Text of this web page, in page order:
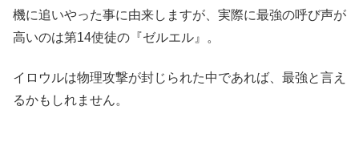
機に追いやった事に由来しますが、実際に最強の呼び声が
高いのは第14使徒の『ゼルエル』。
イロウルは物理攻撃が封じられた中であれば、最強と言え
るかもしれません。